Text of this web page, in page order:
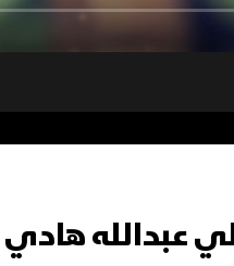
عبدالله هادي